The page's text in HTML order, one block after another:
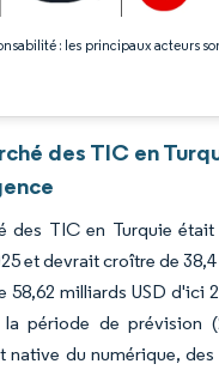
: les principaux acteurs
des TIC en
des TIC en Turquie était
et devrait croître de
58,62 milliards USD d'ici
période de prévision
native du numérique,